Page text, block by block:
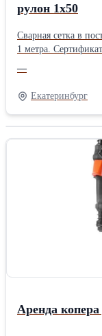
рулон 1х50
Сварная сетка в
1 метра.
Получить более
http://pt096.ru или
—
Екатеринбург
Аренда копера